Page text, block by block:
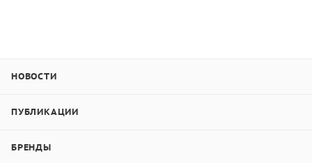
НОВОСТИ
ПУБЛИКАЦИИ
БРЕНДЫ